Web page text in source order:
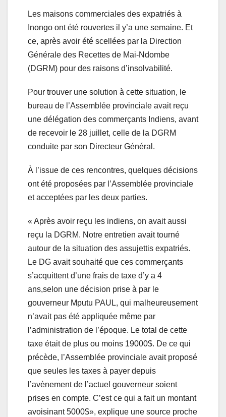
Les maisons commerciales des expatriés à
Inongo ont été rouvertes il y’a une semaine. Et
ce, après avoir été scellées par la Direction
Générale des Recettes de Mai-Ndombe
(DGRM) pour des raisons d’insolvabilité.
Pour trouver une solution à cette situation, le
bureau de l’Assemblée provinciale avait reçu
une délégation des commerçants Indiens, avant
de recevoir le 28 juillet, celle de la DGRM
conduite par son Directeur Général.
À l’issue de ces rencontres, quelques décisions
ont été proposées par l’Assemblée provinciale
et acceptées par les deux parties.
« Après avoir reçu les indiens, on avait aussi
reçu la DGRM. Notre entretien avait tourné
autour de la situation des assujettis expatriés.
Le DG avait souhaité que ces commerçants
s’acquittent d’une frais de taxe d’y a 4
ans,selon une décision prise à par le
gouverneur Mputu PAUL, qui malheureusement
n’avait pas été appliquée même par
l’administration de l’époque. Le total de cette
taxe était de plus ou moins 19000$. De ce qui
précède, l’Assemblée provinciale avait proposé
que seules les taxes à payer depuis
l’avènement de l’actuel gouverneur soient
prises en compte. C’est ce qui a fait un montant
avoisinant 5000$», explique une source proche